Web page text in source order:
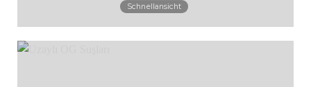
Schnellansicht